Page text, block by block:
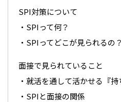
SPI対策について
・SPIって何？
・SPIってどこが見られるの？
面接で見られていること
・就活を通して活かせる『持
・SPIと面接の関係